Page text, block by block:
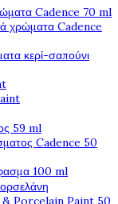
Cadence 70 ml
χρώματα Cadence
κερί-σαπούνι
59 ml
Cadence 50
100 ml
Porcelain Paint 50